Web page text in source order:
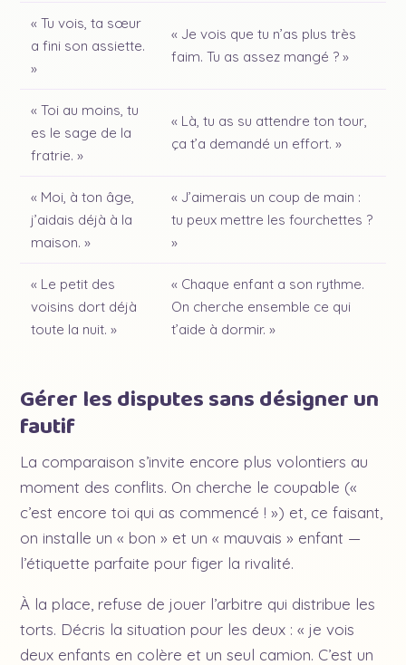
« Tu vois, ta sœur
a fini son assiette.
»
« Je vois que tu n’as plus très
faim. Tu as assez mangé ? »
« Toi au moins, tu
es le sage de la
fratrie. »
« Là, tu as su attendre ton tour,
ça t’a demandé un effort. »
« Moi, à ton âge,
j’aidais déjà à la
maison. »
« J’aimerais un coup de main :
tu peux mettre les fourchettes ?
»
« Le petit des
voisins dort déjà
toute la nuit. »
« Chaque enfant a son rythme.
On cherche ensemble ce qui
t’aide à dormir. »
Gérer les disputes sans désigner un
fautif
La comparaison s’invite encore plus volontiers au
moment des conflits. On cherche le coupable («
c’est encore toi qui as commencé ! ») et, ce faisant,
on installe un « bon » et un « mauvais » enfant —
l’étiquette parfaite pour figer la rivalité.
À la place, refuse de jouer l’arbitre qui distribue les
torts. Décris la situation pour les deux : « je vois
deux enfants en colère et un seul camion. C’est un